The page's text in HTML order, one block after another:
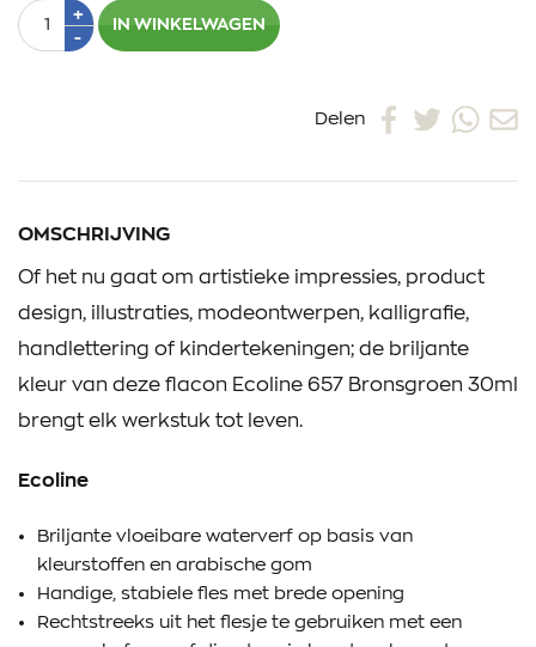
Aantal+Plus
-Min
IN WINKELWAGEN
Delen
OMSCHRIJVING
Of het nu gaat om artistieke impressies, product
design, illustraties, modeontwerpen, kalligrafie,
handlettering of kindertekeningen; de briljante
kleur van deze flacon Ecoline 657 Bronsgroen 30ml
brengt elk werkstuk tot leven.
Ecoline
Briljante vloeibare waterverf op basis van
kleurstoffen en arabische gom
Handige, stabiele fles met brede opening
Rechtstreeks uit het flesje te gebruiken met een